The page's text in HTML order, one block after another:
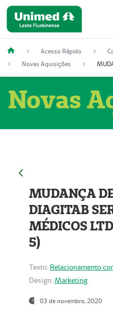
Acesso Rápido
Novas Aquisições
Novas
MUDANÇA
DIAGITAB
MÉDICOS
5)
Texto: Relacionamento
Design: Marketing
03 de novembro, 2020